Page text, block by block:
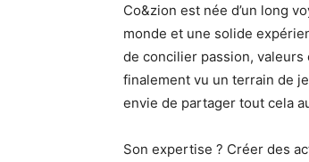
Co&zion est née d’un long
monde et une solide
de concilier passion, valeurs
finalement vu un terrain de
envie de partager tout cela
Son expertise ? Créer des